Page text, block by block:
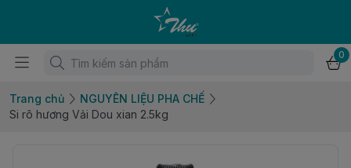
0
Trang chủ
NGUYÊN LIỆU PHA CHẾ
Si rô hương Vải Dou xian 2.5kg